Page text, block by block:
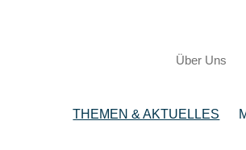
Über Uns
THEMEN & AKTUELLES